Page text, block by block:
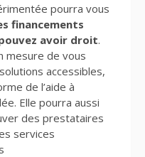
pourra vous
financements
avoir droit.
mesure de vous
accessibles,
de l’aide à
Elle pourra aussi
des prestataires
services